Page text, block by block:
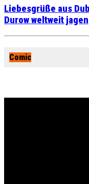
Liebesgrüße aus
Durow weltweit jagen
Comic